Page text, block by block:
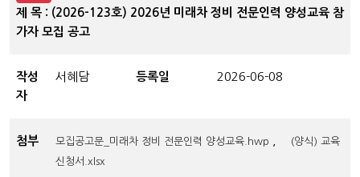
제 목 : (2026-123호) 2026년 미래차 정비 전문인력 양성교육 참
가자 모집 공고
작성
자
서혜담 등록일 2026-06-08
첨부 모집공고문_미래차 정비 전문인력 양성교육.hwp
(양식) 교육
신청서.xlsx